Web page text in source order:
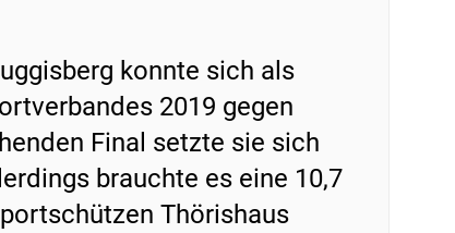
konnte sich als
2019 gegen
Final setzte sie sich
brauchte es eine 10,7
Thörishaus